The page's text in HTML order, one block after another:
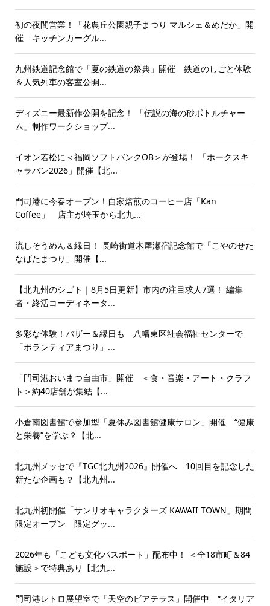
初の夜間営業！「花農丘公園親子まつり マルシェ＆めだか」開
催 キッチンカーグル...
九州鉄道記念館で「夏の鉄道の祭典」開催 鉄道のしごと体験
＆人気列車の客室公開...
ディズニー最新作公開を記念！ 「伝説の海の砂ボトルチャー
ム」制作ワークショップ...
イオン若松に＜福岡ソフトバンクOB＞が登場！ 「ホークスキ
ャラバン2026」開催【北...
門司港に今春オープン！自家焙煎のコーヒー店「Kan
Coffee」 店主が埼玉から北九...
流しそうめん＆縁日！ 長崎街道木屋瀬宿記念館で「こやのせた
なばたまつり」開催【...
【北九州のシゴト｜8月5日更新】市内の注目求人7選！ 編集
者・終活コーディネータ...
多彩な体験！バザー＆縁日も 八幡東区社会福祉センターで
「ボランティアまつり」...
「門司港おいまつ自由市」開催 ＜食・音楽・アート・クラフ
ト＞約40店舗が集結【...
小倉南図書館で参加型「夏休み図書館健康サロン」開催 “健康
と栄養”を学ぶ？【北...
北九州メッセで『TGC北九州2026』開催へ 10回目を記念した
新たな企画も？【北九州...
北九州初開催「サンリオキャラクターズ KAWAII TOWN」期間
限定オープン 限定グッ...
2026年も「こども文化パスポート」配布中！ ＜全18市町＆84
施設＞で特典あり【北九...
門司港レトロ展望室で「天空のビアテラス」開催中 “イタリア